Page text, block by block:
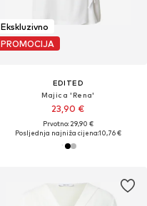
Ekskluzivno
PROMOCIJA
EDITED
Majica 'Rena'
23,90 €
Prvotno: 29,90 €
Posljednja najniža cijena:10,76 €